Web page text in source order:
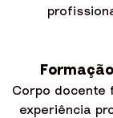
Corpo docente
experiência